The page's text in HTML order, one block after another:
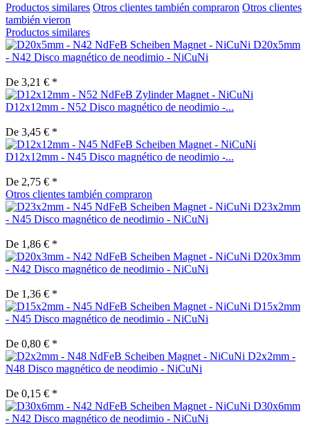
Productos similares Otros clientes también compraron Otros clientes
también vieron
Productos similares
D20x5mm
- N42 Disco magnético de neodimio - NiCuNi
De 3,21 € *
D12x12mm - N52 Disco magnético de neodimio -...
De 3,45 € *
D12x12mm - N45 Disco magnético de neodimio -...
De 2,75 € *
Otros clientes también compraron
D23x2mm
- N45 Disco magnético de neodimio - NiCuNi
De 1,86 € *
D20x3mm
- N42 Disco magnético de neodimio - NiCuNi
De 1,36 € *
D15x2mm
- N45 Disco magnético de neodimio - NiCuNi
De 0,80 € *
D2x2mm -
N48 Disco magnético de neodimio - NiCuNi
De 0,15 € *
D30x6mm
- N42 Disco magnético de neodimio - NiCuNi